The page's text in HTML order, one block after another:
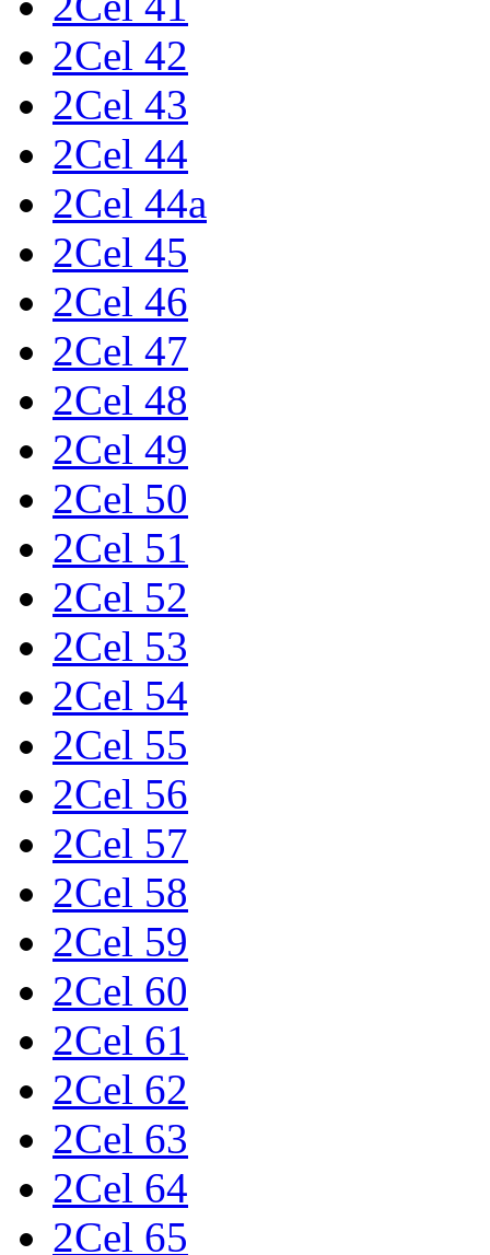
2Cel 42
2Cel 43
2Cel 44
2Cel 44a
2Cel 45
2Cel 46
2Cel 47
2Cel 48
2Cel 49
2Cel 50
2Cel 51
2Cel 52
2Cel 53
2Cel 54
2Cel 55
2Cel 56
2Cel 57
2Cel 58
2Cel 59
2Cel 60
2Cel 61
2Cel 62
2Cel 63
2Cel 64
2Cel 65